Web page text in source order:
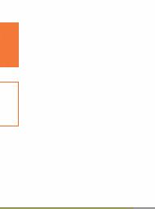
ja
Aalto